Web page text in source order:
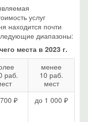
услуг
находится почти
диапазоны:
места в 2023 г.
раб.
менее
10 раб.
мест
₽ до 1 000 ₽